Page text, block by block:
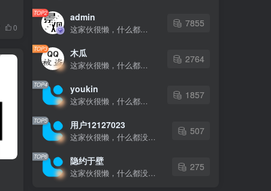
0
TOP2 admin
这家伙很懒，什么都没有写...
7855
TOP3 木瓜
这家伙很懒，什么都没有写...
2764
TOP4 youkin
这家伙很懒，什么都没有写...
1857
TOP5 用户12127023
这家伙很懒，什么都没有写...
507
TOP6 隐约于壁
这家伙很懒，什么都没有写...
275